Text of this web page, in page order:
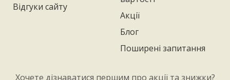
Відгуки сайту
Акції
Блог
Поширені запитання
Хочете дізнаватися першим про акції та знижки?